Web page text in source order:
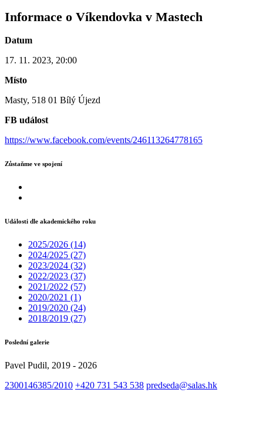
Informace o Víkendovka v Mastech
Datum
17. 11. 2023, 20:00
Místo
Masty, 518 01 Bílý Újezd
FB událost
https://www.facebook.com/events/246113264778165
Zůstaňme ve spojení
Události dle akademického roku
2025/2026 (14)
2024/2025 (27)
2023/2024 (32)
2022/2023 (37)
2021/2022 (57)
2020/2021 (1)
2019/2020 (24)
2018/2019 (27)
Poslední galerie
Pavel Pudil, 2019 - 2026
2300146385/2010 +420 731 543 538 predseda@salas.hk